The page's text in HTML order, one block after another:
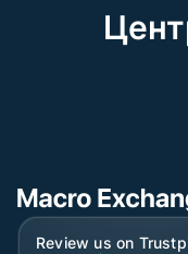
Review us on